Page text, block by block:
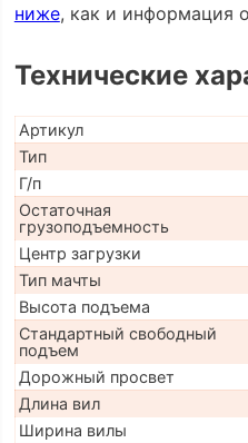
ниже, как и информация
Технические
Артикул
Тип
Г/п
Остаточная
грузоподъемность
Центр загрузки
Тип мачты
Высота подъема
Стандартный свободный
подъем
Дорожный просвет
Длина вил
Ширина вилы